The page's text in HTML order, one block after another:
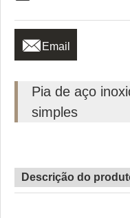
 Email
Pia de aço
simples
Descrição do